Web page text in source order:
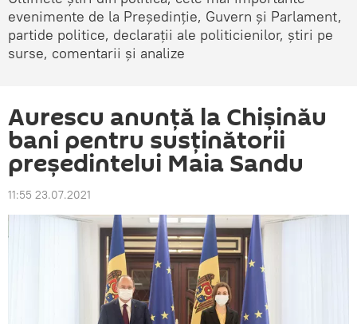
evenimente de la Președinție, Guvern și Parlament,
partide politice, declarații ale politicienilor, știri pe
surse, comentarii și analize
Aurescu anunță la Chișinău
bani pentru susținătorii
președintelui Maia Sandu
11:55 23.07.2021